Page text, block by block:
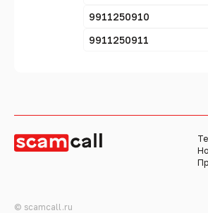
9911250910
9911250911
© scamcall.ru